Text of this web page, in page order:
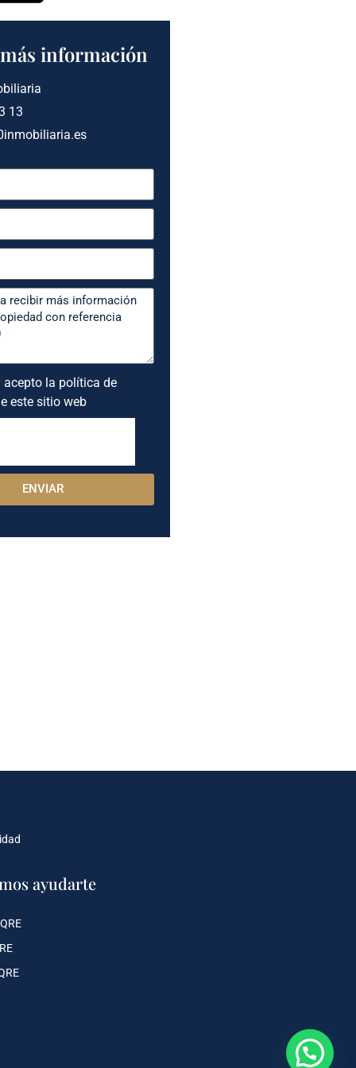
información
13
acepto la política de
este sitio web
ENVIAR
ayudarte